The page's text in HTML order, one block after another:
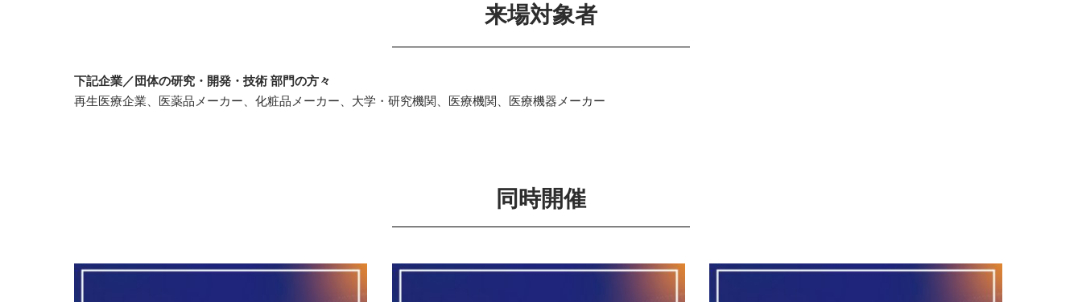
来場対象者
下記企業／団体の研究・開発・技術 部門の方々
再生医療企業、医薬品メーカー、化粧品メーカー、大学・研究機関、医療機関、医療機器メーカー
同時開催